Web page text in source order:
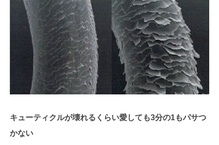
キューティクルが壊れるくらい愛しても3分の1もパサつ
かない